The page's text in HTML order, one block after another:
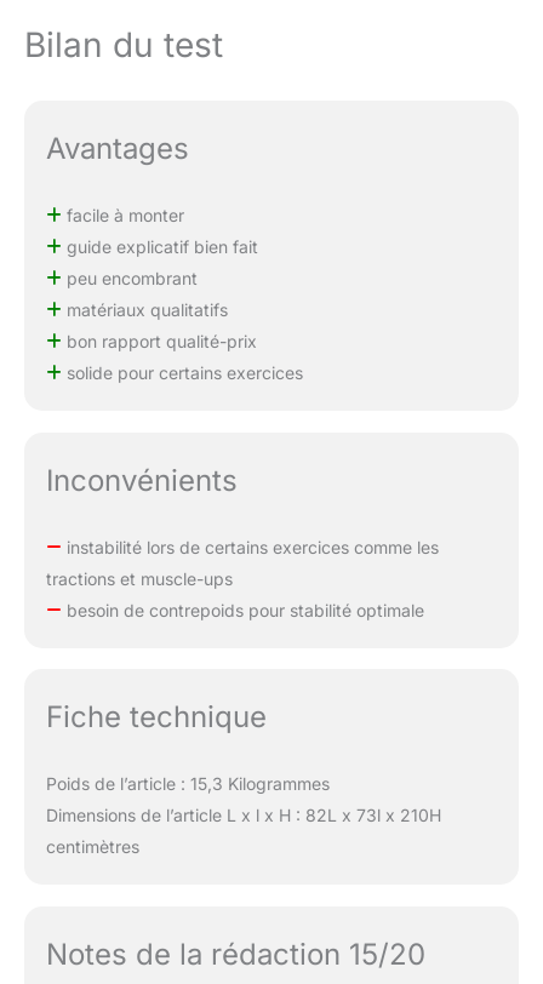
Bilan du test
Avantages
facile à monter
guide explicatif bien fait
peu encombrant
matériaux qualitatifs
bon rapport qualité-prix
solide pour certains exercices
Inconvénients
instabilité lors de certains exercices comme les
tractions et muscle-ups
besoin de contrepoids pour stabilité optimale
Fiche technique
Poids de l’article : 15,3 Kilogrammes
Dimensions de l’article L x l x H : 82L x 73l x 210H
centimètres
Notes de la rédaction 15/20